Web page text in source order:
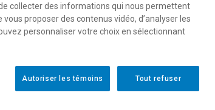
de ce programme est disponible.Cliquez ici
collecter des informations qui nous permettent
proposer des contenus vidéo, d’analyser les
personnaliser votre choix en sélectionnant
Tout refuser
Autoriser les témoins